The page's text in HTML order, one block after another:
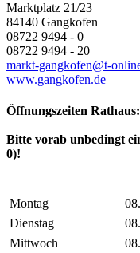
Marktplatz 21/23
84140 Gangkofen
08722 9494 - 0
08722 9494 - 20
markt-gangkofen@t-
www.gangkofen.de
Öffnungszeiten Rathaus:
Bitte vorab unbedingt
0)!
Montag
Dienstag
Mittwoch